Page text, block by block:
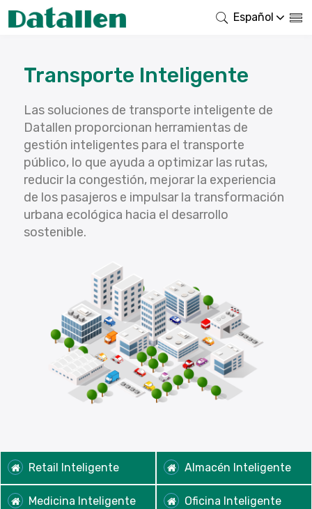
Español
Transporte Inteligente
Las soluciones de transporte inteligente de
Datallen proporcionan herramientas de
gestión inteligentes para el transporte
público, lo que ayuda a optimizar las rutas,
reducir la congestión, mejorar la experiencia
de los pasajeros e impulsar la transformación
urbana ecológica hacia el desarrollo
sostenible.
Retail Inteligente Almacén Inteligente
Medicina Inteligente Oficina Inteligente